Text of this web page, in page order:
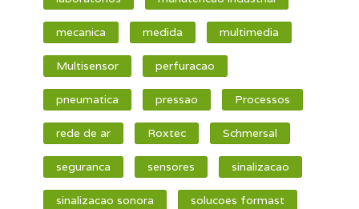
mecanica medida multimedia
Multisensor perfuracao
pneumatica pressao Processos
rede de ar Roxtec Schmersal
seguranca sensores sinalizacao
sinalizacao sonora solucoes formast